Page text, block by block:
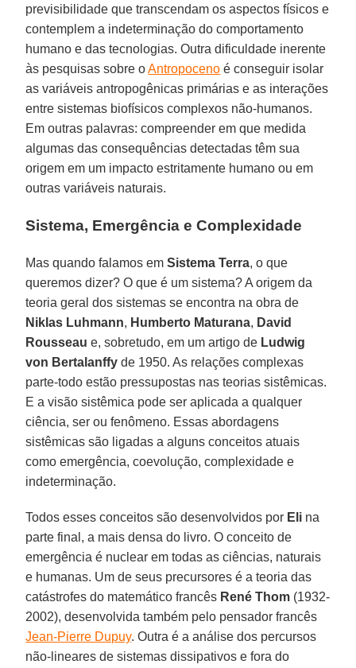
previsibilidade que transcendam os aspectos físicos e
contemplem a indeterminação do comportamento
humano e das tecnologias. Outra dificuldade inerente
às pesquisas sobre oAntropoceno é conseguir isolar
as variáveis antropogênicas primárias e as interações
entre sistemas biofísicos complexos não-humanos.
Em outras palavras: compreender em que medida
algumas das consequências detectadas têm sua
origem em um impacto estritamente humano ou em
outras variáveis naturais.
Sistema, Emergência e Complexidade
Mas quando falamos emSistema Terra, o que
queremos dizer? O que é um sistema? A origem da
teoria geral dos sistemas se encontra na obra de
Niklas Luhmann, Humberto Maturana, David
Rousseau e, sobretudo, em um artigo de Ludwig
von Bertalanffy de 1950. As relações complexas
parte-todo estão pressupostas nas teorias sistêmicas.
E a visão sistêmica pode ser aplicada a qualquer
ciência, ser ou fenômeno. Essas abordagens
sistêmicas são ligadas a alguns conceitos atuais
como emergência, coevolução, complexidade e
indeterminação.
Todos esses conceitos são desenvolvidos por Eli na
parte final, a mais densa do livro. O conceito de
emergência é nuclear em todas as ciências, naturais
e humanas. Um de seus precursores é a teoria das
catástrofes do matemático francês René Thom (1932-
2002), desenvolvida também pelo pensador francês
Jean-Pierre Dupuy. Outra é a análise dos percursos
não-lineares de sistemas dissipativos e fora do